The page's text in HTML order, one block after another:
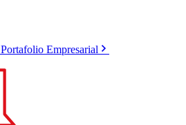
Portafolio Empresarial